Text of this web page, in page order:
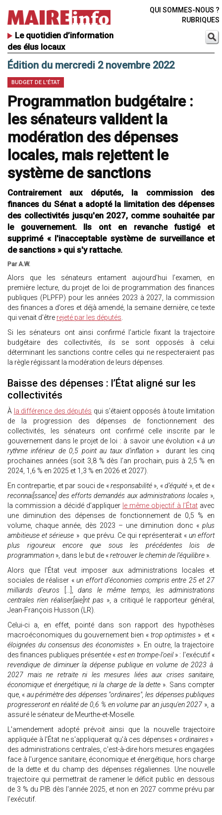
Le quotidien d’information
des élus locaux
QUI SOMMES-NOUS ?
RUBRIQUES
Édition du mercredi 2 novembre 2022
BUDGET DE L'ÉTAT
Programmation budgétaire :
les sénateurs valident la
modération des dépenses
locales, mais rejettent le
système de sanctions
Contrairement aux députés, la commission des
finances du Sénat a adopté la limitation des dépenses
des collectivités jusqu'en 2027, comme souhaitée par
le gouvernement. Ils ont en revanche fustigé et
supprimé « l'inacceptable système de surveillance et
de sanctions » qui s'y rattache.
Par A.W.
Alors que les sénateurs entament aujourd’hui l’examen, en
première lecture, du projet de loi de programmation des finances
publiques (PLPFP) pour les années 2023 à 2027, la commission
des finances a d’ores et déjà amendé, la semaine dernière, ce texte
qui venait d'être rejeté par les députés.
Si les sénateurs ont ainsi confirmé l’article fixant la trajectoire
budgétaire des collectivités, ils se sont opposés à celui
déterminant les sanctions contre celles qui ne respecteraient pas
la règle régissant la modération de leurs dépenses.
Baisse des dépenses : l’État aligné sur les
collectivités
À la différence des députés qui s’étaient opposés à toute limitation
de la progression des dépenses de fonctionnement des
collectivités, les sénateurs ont confirmé celle inscrite par le
gouvernement dans le projet de loi : à savoir une évolution «à un
rythme inférieur de 0,5 point au taux d’inflation » durant les cinq
prochaines années (soit 3,8 % dès l’an prochain, puis à 2,5 % en
2024, 1,6 % en 2025 et 1,3 % en 2026 et 2027).
En contrepartie, et par souci de «responsabilité », «d’équité », et de «
reconnai[ssance] des efforts demandés aux administrations locales»,
la commission a décidé d’appliquer le même objectif à l’Étatavec
une diminution des dépenses de fonctionnement de 0,5 % en
volume, chaque année, dès 2023 – une diminution donc «plus
ambitieuse et sérieuse » que prévu. Ce qui représenterait « un effort
plus rigoureux encore que sous les précédentes lois de
programmation », dans le but de «retrouver le chemin de l’équilibre ».
Alors que l'État veut imposer aux administrations locales et
sociales de réaliser «un effort d'économies compris entre 25 et 27
milliards d'euros[...],dans le même temps, les administrations
centrales n'en réaliser[aie]nt pas », a critiqué le rapporteur général,
Jean-François Husson (LR).
Celui-ci a, en effet, pointé dans son rapport des hypothèses
macroéconomiques du gouvernement bien « trop optimistes » et «
éloignées du consensus des économistes ». En outre, la trajectoire
des finances publiques présentée « est en trompe-l'oeil» : l'exécutif «
revendique de diminuer la dépense publique en volume de 2023 à
2027 mais ne retraite ni les mesures liées aux crises sanitaire,
économique et énergétique, ni la charge de la dette». Sans compter
que, « au périmètre des dépenses "ordinaires", les dépenses publiques
progresseront en réalité de 0,6 % en volume par an jusqu'en 2027 », a
assuré le sénateur de Meurthe-et-Moselle.
L'amendement adopté prévoit ainsi que la nouvelle trajectoire
appliquée à l'État ne s'appliquerait qu'à ces dépenses « ordinaires »
des administrations centrales, c'est-à-dire hors mesures engagées
face à l'urgence sanitaire, économique et énergétique, hors charge
de la dette et du champ des dépenses régaliennes. Une nouvelle
trajectoire qui permettrait de ramener le déficit public en dessous
de 3 % du PIB dès l'année 2025, et non en 2027 comme prévu par
l'exécutif.